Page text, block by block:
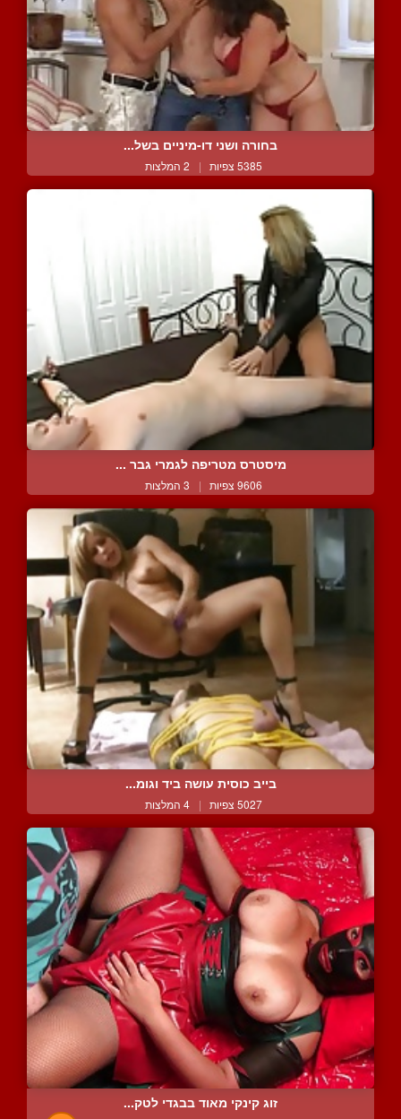
בחורה ושני דו-מיניים בשל...
5385 צפיות | 2 המלצות
מיסטרס מטריפה לגמרי גבר ...
9606 צפיות | 3 המלצות
בייב כוסית עושה ביד וגומ...
5027 צפיות | 4 המלצות
זוג קינקי מאוד בבגדי לטק...